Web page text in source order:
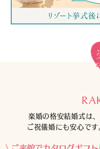
楽婚の格安結婚式は
ご祝儀婚にも安心で